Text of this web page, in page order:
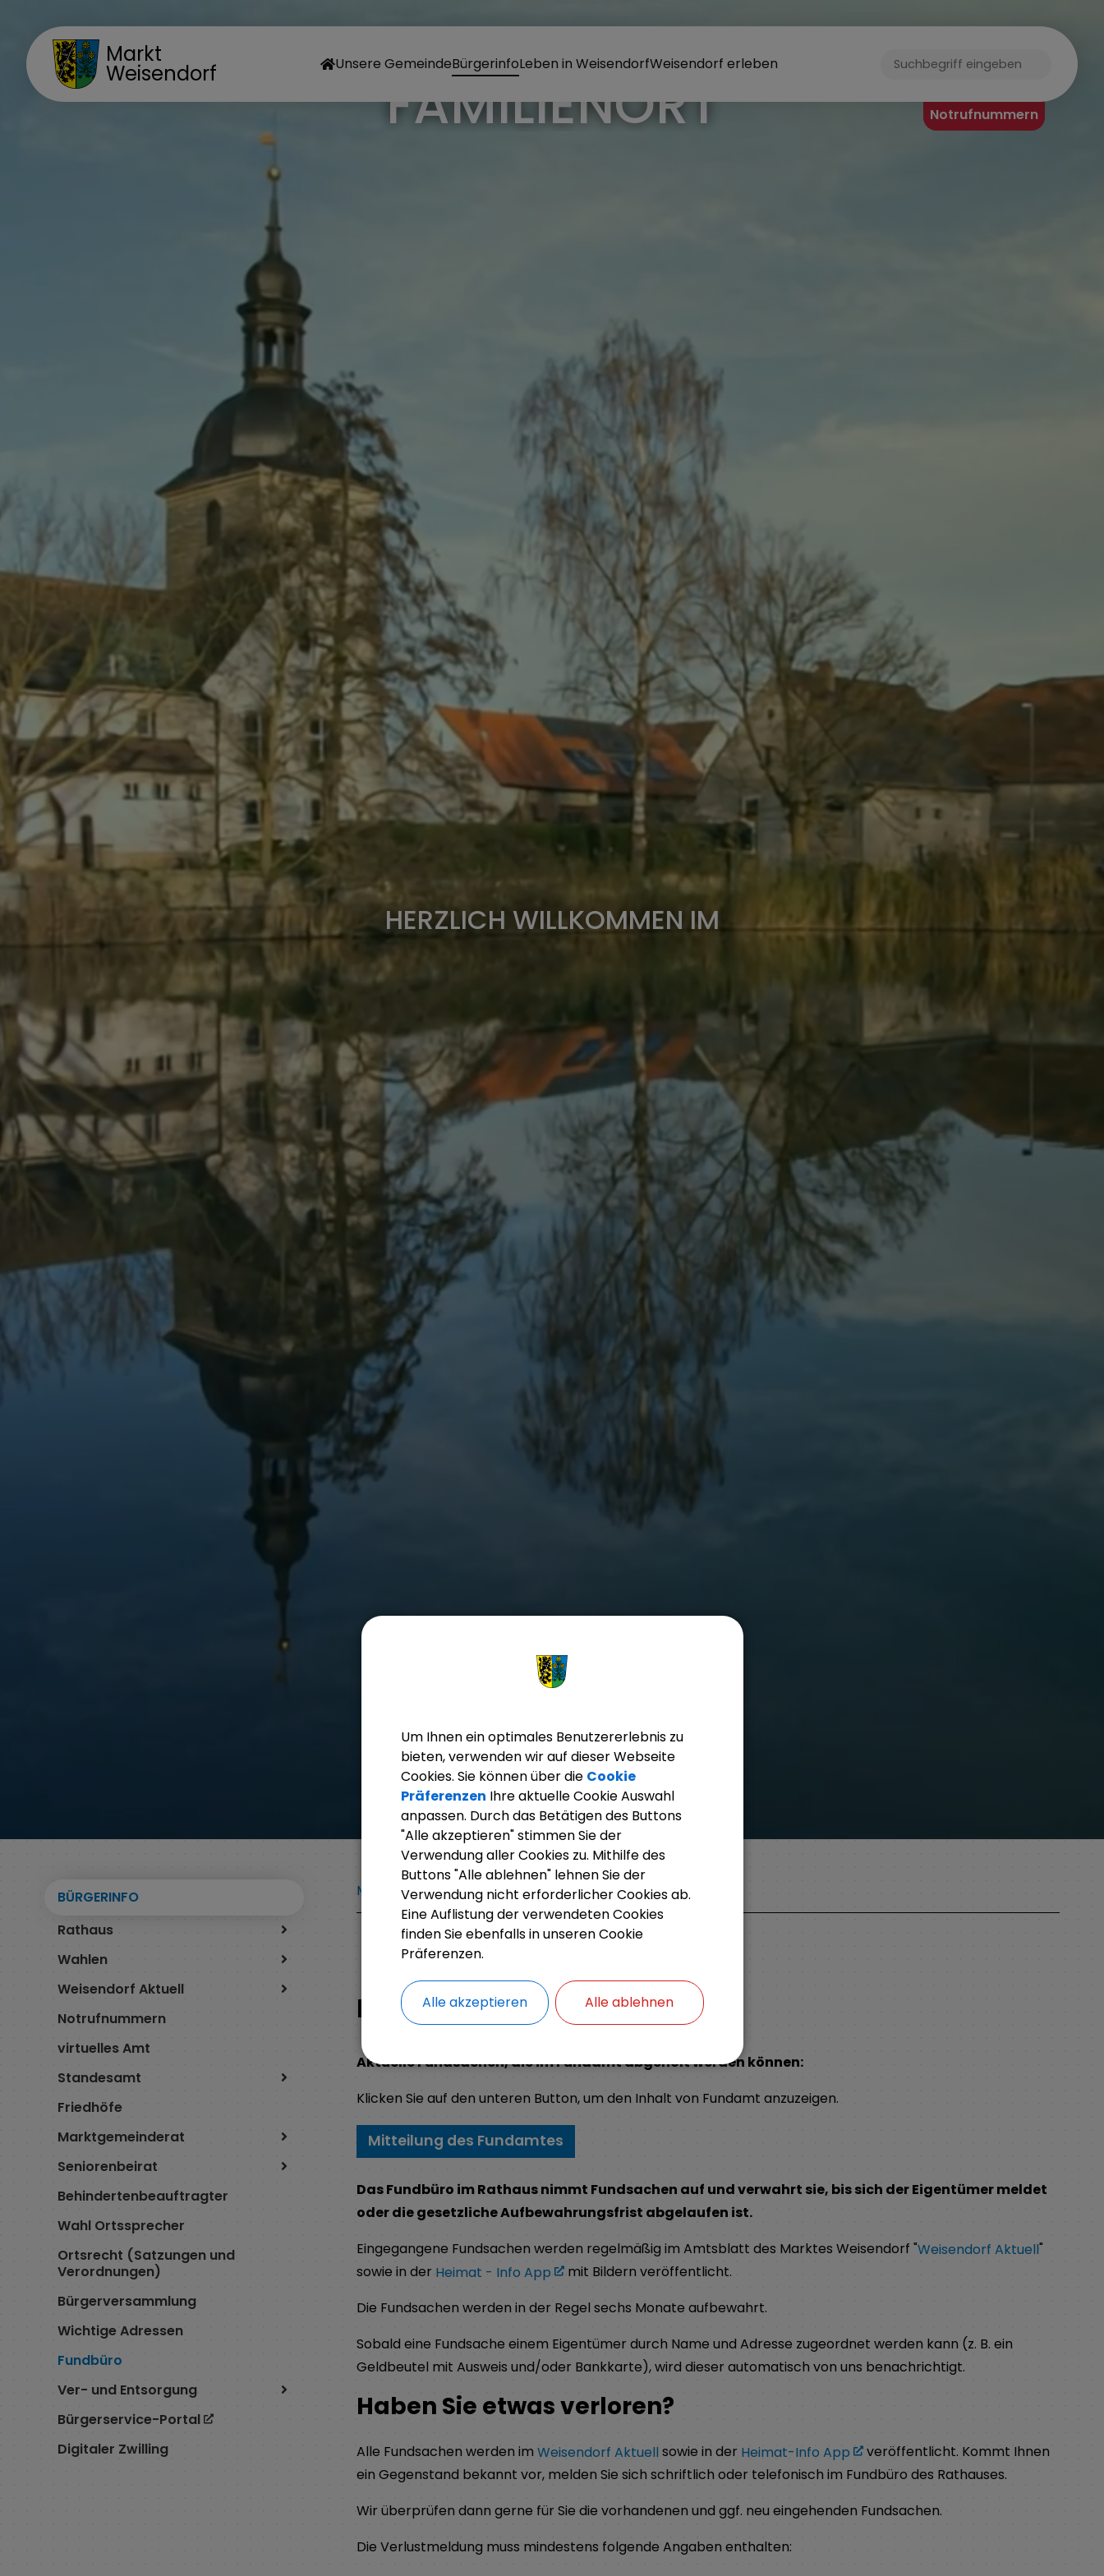
Markt
Weisendorf Unsere GemeindeBürgerinfoLeben in WeisendorfWeisendorf erleben
HERZLICH WILLKOMMEN IM
MARKT WEISENDORF Notrufnummern
BÜRGERINFO
Rathaus
Wahlen
Weisendorf Aktuell
Notrufnummern
virtuelles Amt
Standesamt
Friedhöfe
Marktgemeinderat
Seniorenbeirat
Behindertenbeauftragter
Wahl Ortssprecher
Ortsrecht (Satzungen und
Verordnungen)
Bürgerversammlung
Wichtige Adressen
Fundbüro
Ver- und Entsorgung
Bürgerservice-Portal
Digitaler Zwilling
Markt Weisendorf Bürgerinfo Fundbüro
Fundbüro
Aktuelle Fundsachen, die im Fundamt abgeholt werden können:
Klicken Sie auf den unteren Button, um den Inhalt von Fundamt anzuzeigen.
Mitteilung des Fundamtes
Das Fundbüro im Rathaus nimmt Fundsachen auf und verwahrt sie, bis sich der Eigentümer meldet
oder die gesetzliche Aufbewahrungsfrist abgelaufen ist.
Eingegangene Fundsachen werden regelmäßig im Amtsblatt des Marktes Weisendorf "Weisendorf Aktuell"
sowie in der Heimat - Info App
mit Bildern veröffentlicht.
Die Fundsachen werden in der Regel sechs Monate aufbewahrt.
Sobald eine Fundsache einem Eigentümer durch Name und Adresse zugeordnet werden kann (z. B. ein
Geldbeutel mit Ausweis und/oder Bankkarte), wird dieser automatisch von uns benachrichtigt.
Haben Sie etwas verloren?
Alle Fundsachen werden im Weisendorf Aktuell sowie in der Heimat-Info App
veröffentlicht. Kommt Ihnen
ein Gegenstand bekannt vor, melden Sie sich schriftlich oder telefonisch im Fundbüro des Rathauses.
Wir überprüfen dann gerne für Sie die vorhandenen und ggf. neu eingehenden Fundsachen.
Die Verlustmeldung muss mindestens folgende Angaben enthalten:
Um Ihnen ein optimales Benutzererlebnis zu
bieten, verwenden wir auf dieser Webseite
Cookies. Sie können über die Cookie
Präferenzen Ihre aktuelle Cookie Auswahl
anpassen. Durch das Betätigen des Buttons
"Alle akzeptieren" stimmen Sie der
Verwendung aller Cookies zu. Mithilfe des
Buttons "Alle ablehnen" lehnen Sie der
Verwendung nicht erforderlicher Cookies ab.
Eine Auflistung der verwendeten Cookies
finden Sie ebenfalls in unseren Cookie
Präferenzen.
Alle akzeptieren Alle ablehnen